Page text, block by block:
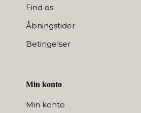
Find os
Åbningstider
Betingelser
Min konto
Min konto